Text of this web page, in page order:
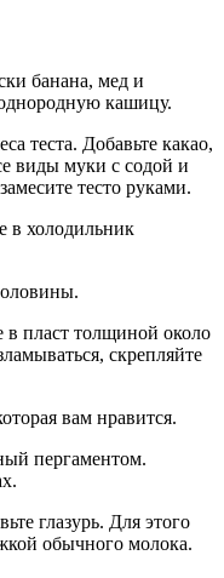
банана, мед и
кашицу.
теста. Добавьте какао,
виды муки с содой и
тесто руками.
в холодильник
в пласт толщиной около
скрепляйте
вам нравится.
пергаментом.
глазурь. Для этого
обычного молока.